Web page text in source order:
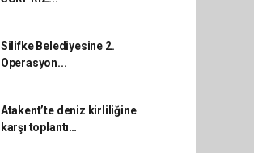
Silifke Belediyesine 2.
Operasyon...
Atakent’te deniz kirliliğine
karşı toplantı…